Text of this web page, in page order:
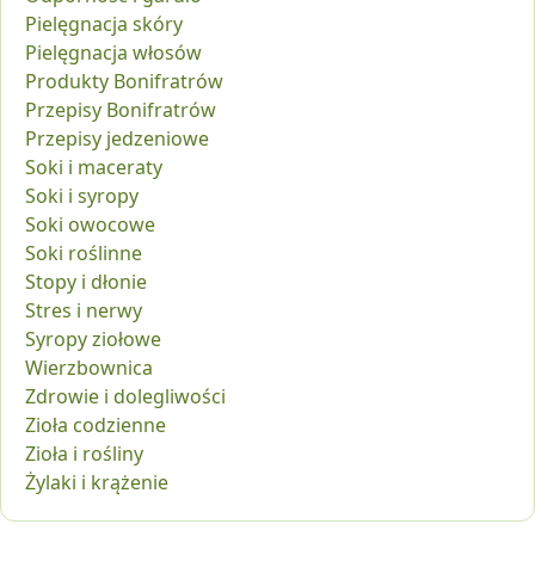
Pielęgnacja skóry
Pielęgnacja włosów
Produkty Bonifratrów
Przepisy Bonifratrów
Przepisy jedzeniowe
Soki i maceraty
Soki i syropy
Soki owocowe
Soki roślinne
Stopy i dłonie
Stres i nerwy
Syropy ziołowe
Wierzbownica
Zdrowie i dolegliwości
Zioła codzienne
Zioła i rośliny
Żylaki i krążenie